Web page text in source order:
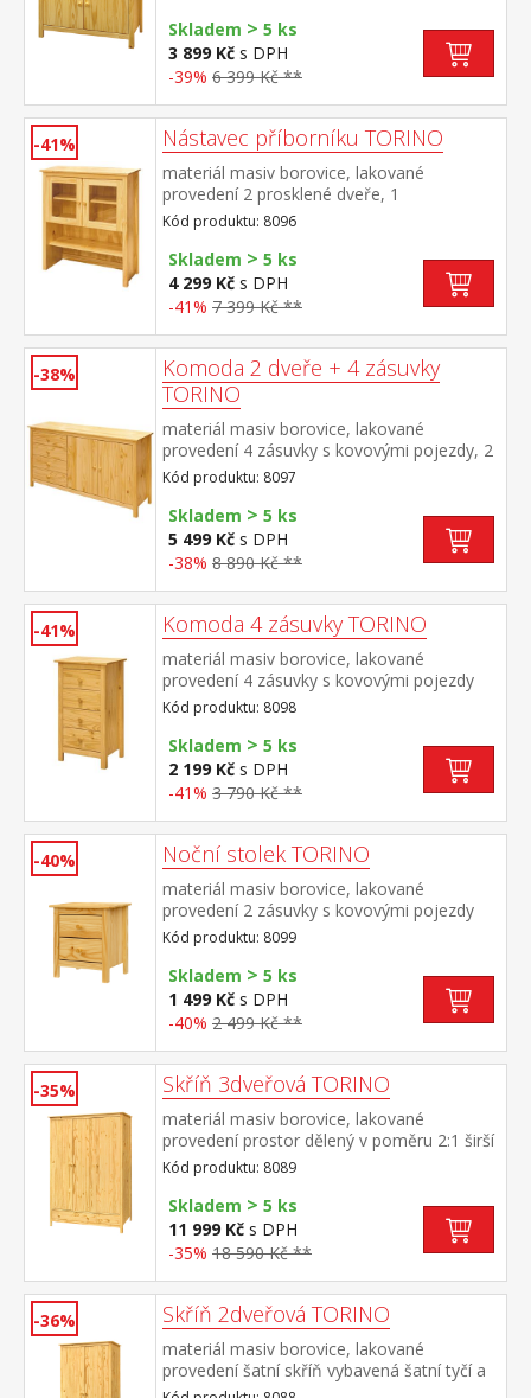
Skladem > 5 ks
3 899 Kč s DPH
-39% 6 399 Kč **
-41% Nástavec příborníku TORINO
materiál masiv borovice, lakované
provedení 2 prosklené dveře, 1
police nástavec příborníku 8095
Kód produktu: 8096
Skladem > 5 ks
4 299 Kč s DPH
-41% 7 399 Kč **
-38%
Komoda 2 dveře + 4 zásuvky
TORINO
materiál masiv borovice, lakované
provedení 4 zásuvky s kovovými pojezdy, 2
plné dveře, 1 police
Kód produktu: 8097
Skladem > 5 ks
5 499 Kč s DPH
-38% 8 890 Kč **
-41% Komoda 4 zásuvky TORINO
materiál masiv borovice, lakované
provedení 4 zásuvky s kovovými pojezdy
Kód produktu: 8098
Skladem > 5 ks
2 199 Kč s DPH
-41% 3 790 Kč **
-40% Noční stolek TORINO
materiál masiv borovice, lakované
provedení 2 zásuvky s kovovými pojezdy
Kód produktu: 8099
Skladem > 5 ks
1 499 Kč s DPH
-40% 2 499 Kč **
-35% Skříň 3dveřová TORINO
materiál masiv borovice, lakované
provedení prostor dělený v poměru 2:1 širší
část šatní tyč a police, užší část 3 police ve
spodní části 2 zásuvky s kovovými
pojezdy doporučený nástavec 8189
Kód produktu: 8089
Skladem > 5 ks
11 999 Kč s DPH
-35% 18 590 Kč **
-36% Skříň 2dveřová TORINO
materiál masiv borovice, lakované
provedení šatní skříň vybavená šatní tyčí a
policí ve spodní části zásuvka s kovovými